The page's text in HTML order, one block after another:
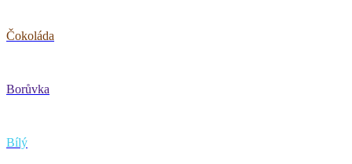
Čokoláda
Borůvka
Bílý